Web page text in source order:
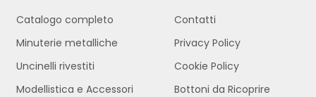
Catalogo completo
Minuterie metalliche
Uncinelli rivestiti
Modellistica e Accessori
Contatti
Privacy Policy
Cookie Policy
Bottoni da Ricoprire